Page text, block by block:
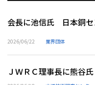
会長に池信氏 日本銅セ
2026/06/22 業界団体
ＪＷＲＣ理事長に熊谷